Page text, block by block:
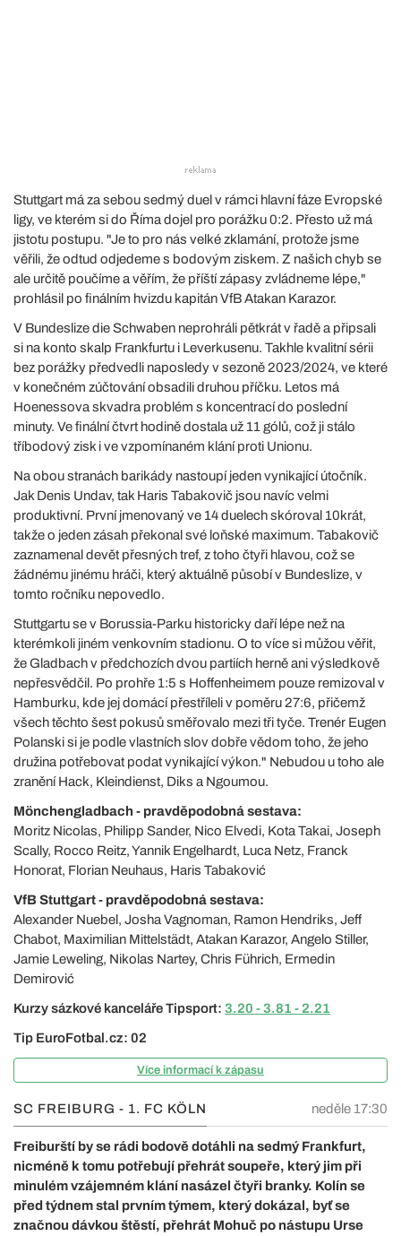
Stuttgart má za sebou sedmý duel v rámci hlavní fáze Evropské
ligy, ve kterém si do Říma dojel pro porážku 0:2. Přesto už má
jistotu postupu. "Je to pro nás velké zklamání, protože jsme
věřili, že odtud odjedeme s bodovým ziskem. Z našich chyb se
ale určitě poučíme a věřím, že příští zápasy zvládneme lépe,"
prohlásil po finálním hvizdu kapitán VfB Atakan Karazor.
V Bundeslize die Schwaben neprohráli pětkrát v řadě a připsali
si na konto skalp Frankfurtu i Leverkusenu. Takhle kvalitní sérii
bez porážky předvedli naposledy v sezoně 2023/2024, ve které
v konečném zúčtování obsadili druhou příčku. Letos má
Hoenessova skvadra problém s koncentrací do poslední
minuty. Ve finální čtvrt hodině dostala už 11 gólů, což ji stálo
tříbodový zisk i ve vzpomínaném klání proti Unionu.
Na obou stranách barikády nastoupí jeden vynikající útočník.
Jak Denis Undav, tak Haris Tabakovič jsou navíc velmi
produktivní. První jmenovaný ve 14 duelech skóroval 10krát,
takže o jeden zásah překonal své loňské maximum. Tabakovič
zaznamenal devět přesných tref, z toho čtyři hlavou, což se
žádnému jinému hráči, který aktuálně působí v Bundeslize, v
tomto ročníku nepovedlo.
Stuttgartu se v Borussia-Parku historicky daří lépe než na
kterémkoli jiném venkovním stadionu. O to více si můžou věřit,
že Gladbach v předchozích dvou partiích herně ani výsledkově
nepřesvědčil. Po prohře 1:5 s Hoffenheimem pouze remizoval v
Hamburku, kde jej domácí přestříleli v poměru 27:6, přičemž
všech těchto šest pokusů směřovalo mezi tři tyče. Trenér Eugen
Polanski si je podle vlastních slov dobře vědom toho, že jeho
družina potřebovat podat vynikající výkon." Nebudou u toho ale
zranění Hack, Kleindienst, Diks a Ngoumou.
Mönchengladbach - pravděpodobná sestava:
Moritz Nicolas, Philipp Sander, Nico Elvedi, Kota Takai, Joseph
Scally, Rocco Reitz, Yannik Engelhardt, Luca Netz, Franck
Honorat, Florian Neuhaus, Haris Tabaković
VfB Stuttgart - pravděpodobná sestava:
Alexander Nuebel, Josha Vagnoman, Ramon Hendriks, Jeff
Chabot, Maximilian Mittelstädt, Atakan Karazor, Angelo Stiller,
Jamie Leweling, Nikolas Nartey, Chris Führich, Ermedin
Demirović
Kurzy sázkové kanceláře Tipsport: 3.20 - 3.81 - 2.21
Tip EuroFotbal.cz: 02
Více informací k zápasu
SC FREIBURG - 1. FC KÖLN neděle 17:30
Freiburští by se rádi bodově dotáhli na sedmý Frankfurt,
nicméně k tomu potřebují přehrát soupeře, který jim při
minulém vzájemném klání nasázel čtyři branky. Kolín se
před týdnem stal prvním týmem, který dokázal, byť se
značnou dávkou štěstí, přehrát Mohuč po nástupu Urse